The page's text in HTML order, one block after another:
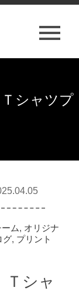
シャツプ
ム, オリジナ
グ, プリント
シャ